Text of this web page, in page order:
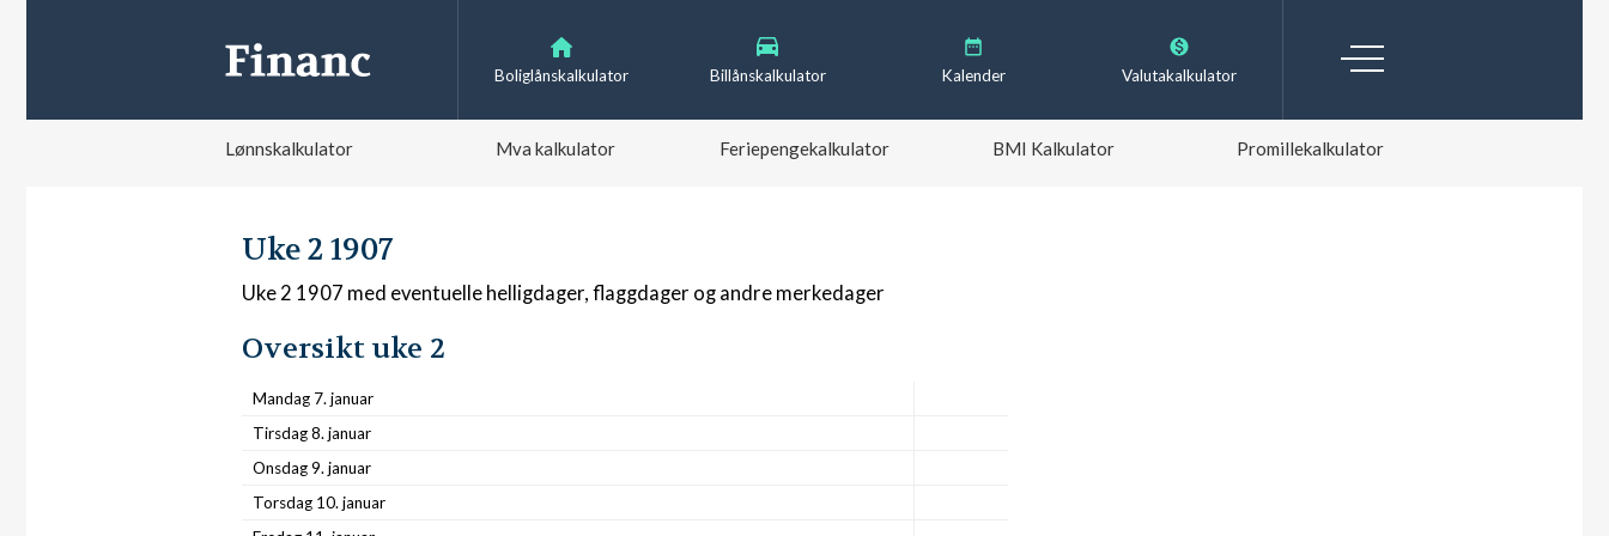
Boliglånskalkulator Billånskalkulator Kalender Valutakalkulator
Lønnskalkulator Mva kalkulator Feriepengekalkulator BMI Kalkulator Promillekalkulator
Uke 2 1907
Uke 2 1907 med eventuelle helligdager, flaggdager og andre merkedager
Oversikt uke 2
Mandag 7. januar
Tirsdag 8. januar
Onsdag 9. januar
Torsdag 10. januar